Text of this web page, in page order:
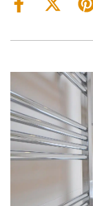
Share
Share
(Twitter)